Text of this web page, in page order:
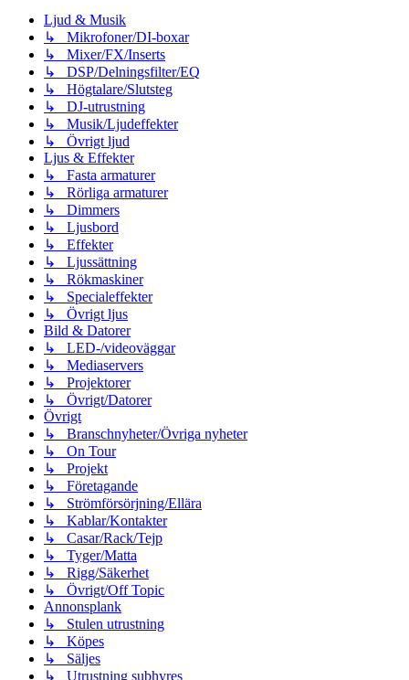
Ljud & Musik
↳ Mikrofoner/DI-boxar
↳ Mixer/FX/Inserts
↳ DSP/Delningsfilter/EQ
↳ Högtalare/Slutsteg
↳ DJ-utrustning
↳ Musik/Ljudeffekter
↳ Övrigt ljud
Ljus & Effekter
↳ Fasta armaturer
↳ Rörliga armaturer
↳ Dimmers
↳ Ljusbord
↳ Effekter
↳ Ljussättning
↳ Rökmaskiner
↳ Specialeffekter
↳ Övrigt ljus
Bild & Datorer
↳ LED-/videoväggar
↳ Mediaservers
↳ Projektorer
↳ Övrigt/Datorer
Övrigt
↳ Branschnyheter/Övriga nyheter
↳ On Tour
↳ Projekt
↳ Företagande
↳ Strömförsörjning/Ellära
↳ Kablar/Kontakter
↳ Casar/Rack/Tejp
↳ Tyger/Matta
↳ Rigg/Säkerhet
↳ Övrigt/Off Topic
Annonsplank
↳ Stulen utrustning
↳ Köpes
↳ Säljes
↳ Utrustning subhyres